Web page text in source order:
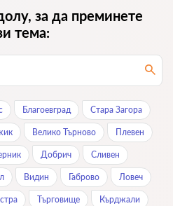
за да преминете
тема:
Благоевград Стара Загора
Велико Търново Плевен
Добрич Сливен
Видин Габрово Ловеч
Търговище Кърджали